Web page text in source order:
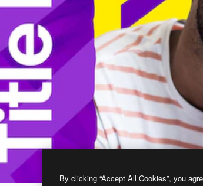
By clicking “Accept All Cookies”, you